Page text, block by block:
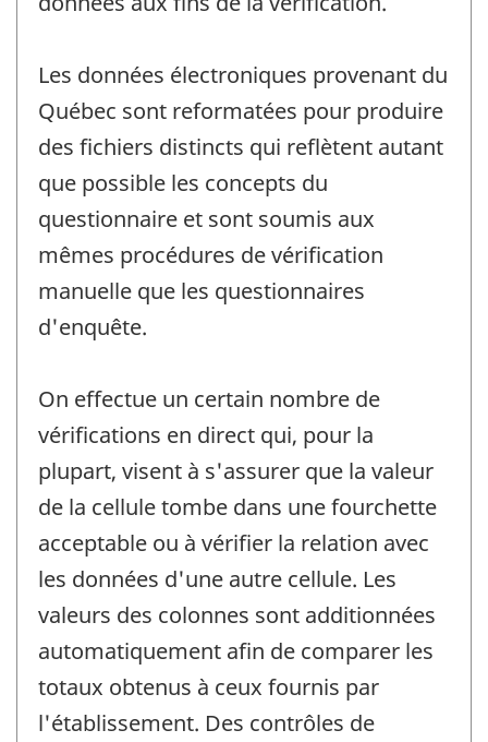
Les données électroniques provenant du
Québec sont reformatées pour produire
des fichiers distincts qui reflètent autant
que possible les concepts du
questionnaire et sont soumis aux
mêmes procédures de vérification
manuelle que les questionnaires
d'enquête.
On effectue un certain nombre de
vérifications en direct qui, pour la
plupart, visent à s'assurer que la valeur
de la cellule tombe dans une fourchette
acceptable ou à vérifier la relation avec
les données d'une autre cellule. Les
valeurs des colonnes sont additionnées
automatiquement afin de comparer les
totaux obtenus à ceux fournis par
l'établissement. Des contrôles de